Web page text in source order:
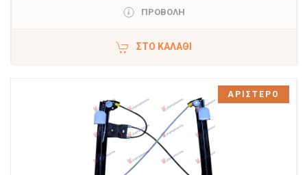
ΠΡΟΒΟΛΗ
ΣΤΟ ΚΑΛΆΘΙ
ΑΡΙΣΤΕΡΟ